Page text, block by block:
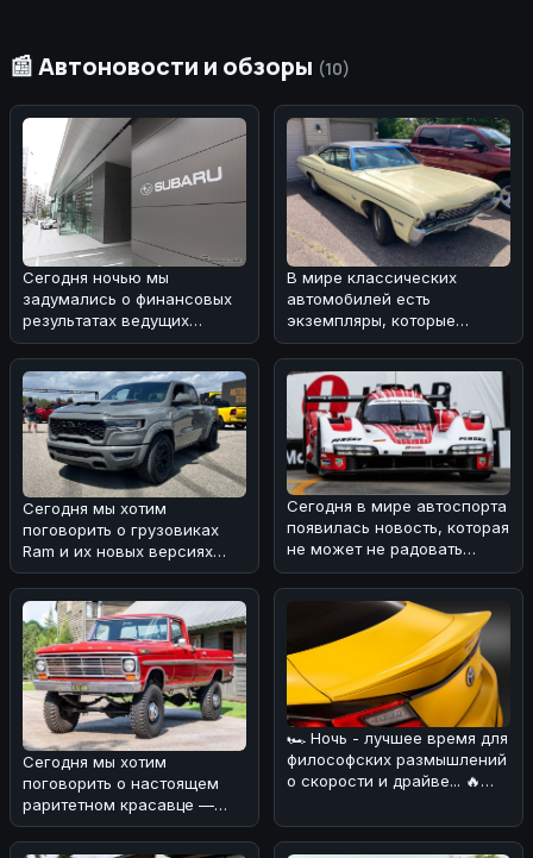
📰 Автоновости и обзоры (10)
Сегодня ночью мы
задумались о финансовых
результатах ведущих
автопроизводителей за
второй квартал 20
В мире классических
автомобилей есть
экземпляры, которые
вызывают особую
ностальгию и восхищение
🚗.
Сегодня мы хотим
поговорить о грузовиках
Ram и их новых версиях
Rumble Bee V8 Trucks. 🚗
⚡По нашему м
Сегодня в мире автоспорта
появилась новость, которая
не может не радовать
поклонников Porsche
Motors
Сегодня мы хотим
поговорить о настоящем
раритетном красавце —
Ford F-250 Highboy 1969
года выпуска ���
🏎 Ночь - лучшее время для
философских размышлений
о скорости и драйве... 🔥